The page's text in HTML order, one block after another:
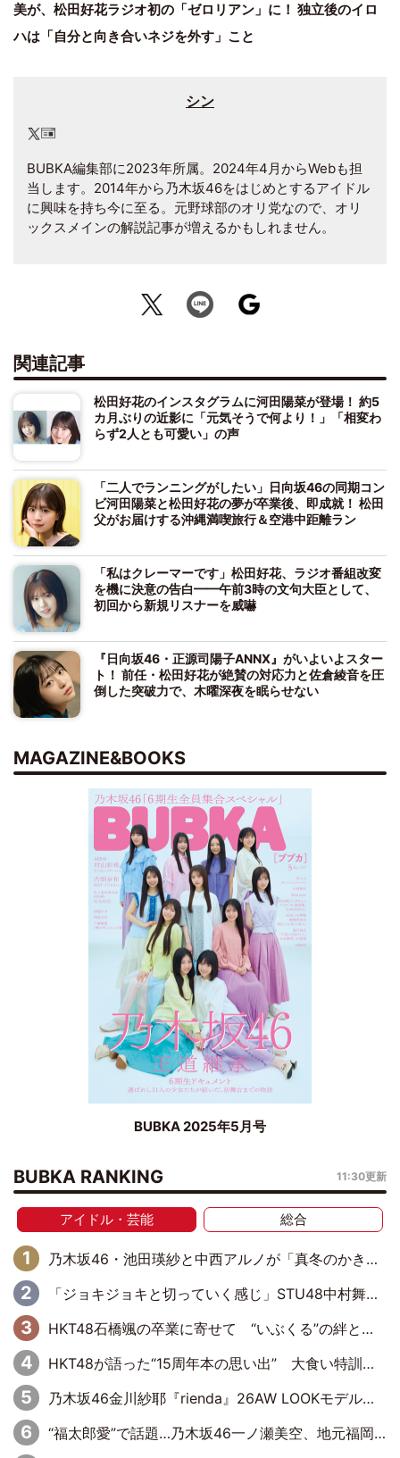
美が、松田好花ラジオ初の「ゼロリアン」に！ 独立後のイロ
ハは「自分と向き合いネジを外す」こと
シン
BUBKA編集部に2023年所属。2024年4月からWebも担
当します。2014年から乃木坂46をはじめとするアイドル
に興味を持ち今に至る。元野球部のオリ党なので、オリ
ックスメインの解説記事が増えるかもしれません。
関連記事
松田好花のインスタグラムに河田陽菜が登場！ 約5
カ月ぶりの近影に「元気そうで何より！」「相変わ
らず2人とも可愛い」の声
「二人でランニングがしたい」日向坂46の同期コン
ビ河田陽菜と松田好花の夢が卒業後、即成就！ 松田
父がお届けする沖縄満喫旅行＆空港中距離ラン
「私はクレーマーです」松田好花、ラジオ番組改変
を機に決意の告白━━午前3時の文句大臣として、
初回から新規リスナーを威嚇
『日向坂46・正源司陽子ANNX』がいよいよスター
ト！ 前任・松田好花が絶賛の対応力と佐倉綾音を圧
倒した突破力で、木曜深夜を眠らせない
MAGAZINE&BOOKS
BUBKA 2025年5月号
BUBKA RANKING 11:30更新
アイドル・芸能 総合
乃木坂46・池田瑛紗と中西アルノが「真冬のかき氷」騒動で火花散らす！ 因縁の裏にあるのは、逆境をともに“凌”ぐ似た者同士の絆
「ジョキジョキと切っていく感じ」STU48中村舞、新しい挑戦は自らの手で
HKT48石橋颯の卒業に寄せて “いぶくる”の絆と後輩・龍頭綺音の決意
HKT48が語った“15周年本の思い出” 大食い特訓・守護霊企画・制服グラビア…盛りだくさんの裏話
乃木坂46金川紗耶『rienda』26AW LOOKモデルに就任
“福太郎愛”で話題…乃木坂46一ノ瀬美空、地元福岡『めんべい25周年トップサポーター』に就任